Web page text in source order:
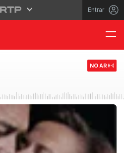
Entrar
NO AR